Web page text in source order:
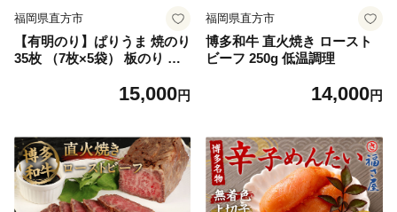
福岡県直方市
【有明のり】ぱりうま 焼のり
35枚 （7枚×5袋） 板のり 一
15,000円
福岡県直方市
博多和牛 直火焼き ロースト
ビーフ 250g 低温調理
14,000円